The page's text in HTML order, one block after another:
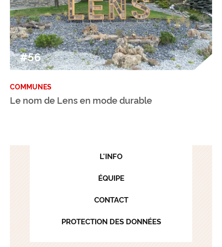
#56
COMMUNES
Le nom de Lens en mode durable
L'INFO
ÉQUIPE
CONTACT
PROTECTION DES DONNÉES